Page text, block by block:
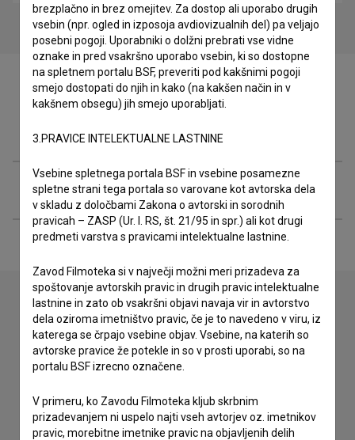
Festivalske izdaje
Razširjeni podatki
Stik z uredništvom
Spoštovani, s pomočjo spodnjega obrazca lahko stopite v
stik z uredništvom Baze slovenskih filmov. Veseli bomo vaših
imam vprašanje
brezplačno in brez omejitev. Za dostop ali uporabo drugih
vsebin (npr. ogled in izposoja avdiovizualnih del) pa veljajo
posebni pogoji. Uporabniki o dolžni prebrati vse vidne
oznake in pred vsakršno uporabo vsebin, ki so dostopne
na spletnem portalu BSF, preveriti pod kakšnimi pogoji
smejo dostopati do njih in kako (na kakšen način in v
kakšnem obsegu) jih smejo uporabljati.
3.PRAVICE INTELEKTUALNE LASTNINE
Vsebine spletnega portala BSF in vsebine posamezne
spletne strani tega portala so varovane kot avtorska dela
v skladu z določbami Zakona o avtorski in sorodnih
pravicah – ZASP (Ur. l. RS, št. 21/95 in spr.) ali kot drugi
predmeti varstva s pravicami intelektualne lastnine.
Zavod Filmoteka si v največji možni meri prizadeva za
spoštovanje avtorskih pravic in drugih pravic intelektualne
lastnine in zato ob vsakršni objavi navaja vir in avtorstvo
dela oziroma imetništvo pravic, če je to navedeno v viru, iz
katerega se črpajo vsebine objav. Vsebine, na katerih so
avtorske pravice že potekle in so v prosti uporabi, so na
portalu BSF izrecno označene.
V primeru, ko Zavodu Filmoteka kljub skrbnim
prizadevanjem ni uspelo najti vseh avtorjev oz. imetnikov
pravic, morebitne imetnike pravic na objavljenih delih